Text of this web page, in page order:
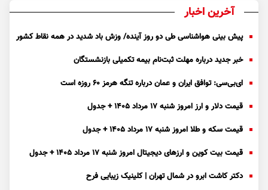
آخرین اخبار
پیش بینی هواشناسی طی دو روز آینده/ وزش باد شدید در همه نقاط کشور
خبر جدید درباره مهلت ثبت‌نام بیمه تکمیلی بازنشستگان
ای‌بی‌سی: توافق ایران و عمان درباره تنگه هرمز ۶۰ روزه است
قیمت دلار و ارز امروز شنبه ۱۷ مرداد ۱۴۰۵ + جدول
قیمت سکه و طلا امروز شنبه ۱۷ مرداد ۱۴۰۵ + جدول
قیمت بیت کوین و ارز‌های دیجیتال امروز شنبه ۱۷ مرداد ۱۴۰۵ + جدول
دکتر کاشت ابرو در شمال تهران | کلینیک زیبایی فرح